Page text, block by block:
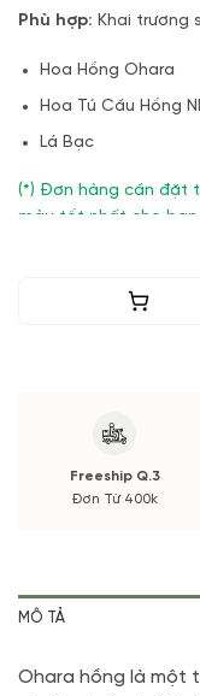
Phù hợp: Khai trương
Hoa Hồng Ohara
Hoa Tú Cầu Hồng
Lá Bạc
(*) Đơn hàng cần đặt
màu tốt nhất cho
Vườn Hoa Tươi đảm
hàng xác nhận trước
Thêm vào giỏ
Freeship Q.3
Đơn Từ 400k
MÔ TẢ
Ohara hồng là một